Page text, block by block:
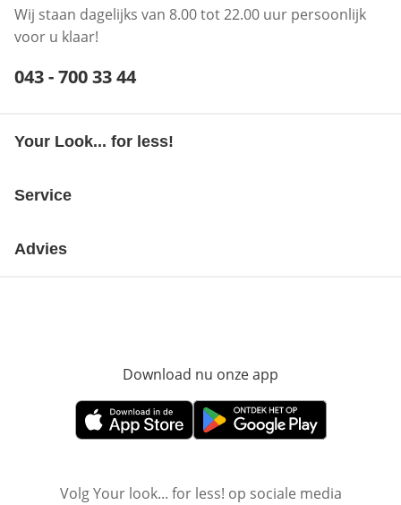
Wij staan dagelijks van 8.00 tot 22.00 uur persoonlijk
voor u klaar!
Telefoonnummer:
043 - 700 33 44
Your Look... for less!
Service
Advies
Download nu onze app
Opent in nieuw vensterOpent in nieuw venster
Volg Your look... for less! op sociale media